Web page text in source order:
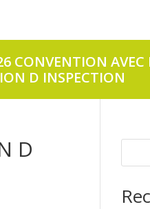
CONVENTION AVEC
D INSPECTION
D